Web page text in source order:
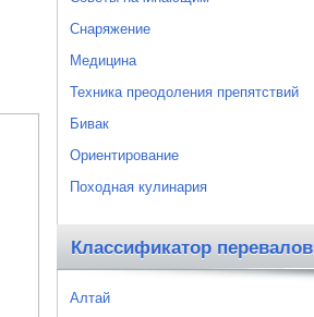
Снаряжение
Медицина
Техника преодоления препятствий
Бивак
Ориентирование
Походная кулинария
Классификатор перевалов
Алтай